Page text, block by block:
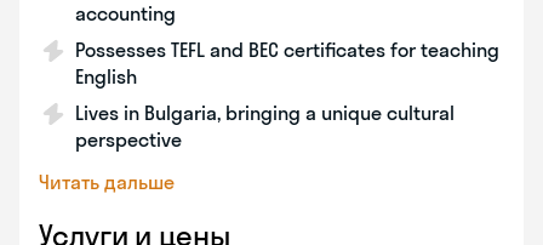
accounting
Possesses TEFL and BEC certificates for teaching
English
Lives in Bulgaria, bringing a unique cultural
perspective
Читать дальше
Услуги и цены